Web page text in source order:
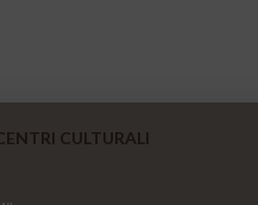
CULTURALI